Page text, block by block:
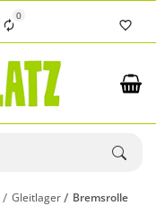
0
Gleitlager Bremsrolle